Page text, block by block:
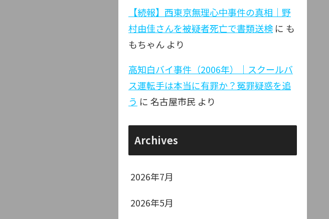
【続報】西東京無理心中事件の真相｜野
村由佳さんを被疑者死亡で書類送検 に も
もちゃん より
高知白バイ事件（2006年）｜スクールバ
ス運転手は本当に有罪か？冤罪疑惑を追
う に 名古屋市民 より
Archives
2026年7月
2026年5月